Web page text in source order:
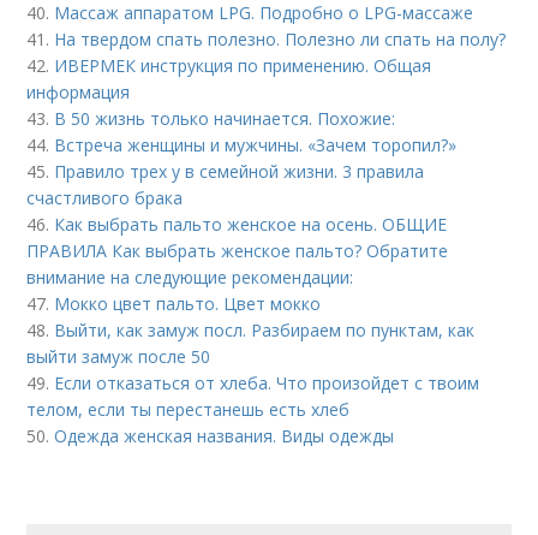
40. Массаж аппаратом LPG. Подробно о LPG-массаже
41. На твердом спать полезно. Полезно ли спать на полу?
42. ИВЕРМЕК инструкция по применению. Общая
информация
43. В 50 жизнь только начинается. Похожие:
44. Встреча женщины и мужчины. «Зачем торопил?»
45. Правило трех у в семейной жизни. 3 правила
счастливого брака
46. Как выбрать пальто женское на осень. ОБЩИЕ
ПРАВИЛА Как выбрать женское пальто? Обратите
внимание на следующие рекомендации:
47. Мокко цвет пальто. Цвет мокко
48. Выйти, как замуж посл. Разбираем по пунктам, как
выйти замуж после 50
49. Если отказаться от хлеба. Что произойдет с твоим
телом, если ты перестанешь есть хлеб
50.Одежда женская названия. Виды одежды